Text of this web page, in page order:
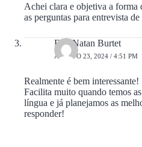
Achei clara e objetiva a forma
as perguntas para entrevista
Eric Natan Burtet
AGOSTO 23, 2024 / 4:51 PM
Realmente é bem interessante!
Facilita muito quando temos
língua e já planejamos as
responder!